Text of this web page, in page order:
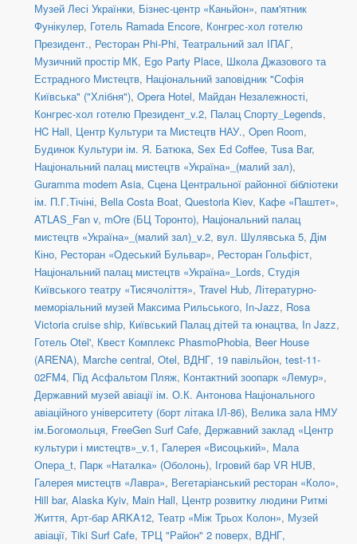
Музей Лесі Українки, Бізнес-центр «Каньйон», пам'ятник
Фунікулер, Готель Ramada Encore, Конгрес-хол готелю
Президент., Ресторан Phi-Phi, Театральний зал ІПАГ,
Музичний простір МК, Ego Party Place, Школа Джазового та
Естрадного Мистецтв, Національний заповідник "Софія
Київська" ("Хлібня"), Opera Hotel, Майдан Незалежності,
Конгрес-хол готелю Президент_v.2, Палац Спорту_Legends,
HC Hall, Центр Культури та Мистецтв НАУ., Open Room,
Будинок Культури ім. Я. Батюка, Sex Ed Coffee, Tusa Bar,
Національний палац мистецтв «Україна»_(малий зал),
Guramma modern Asia, Сцена Центральної районної бібліотеки
ім. П.Г.Тічіні, Bella Costa Boat, Questoria Kiev, Кафе «Паштет»,
ATLAS_Fan v, mOre (БЦ Торонто), Національний палац
мистецтв «Україна»_(малий зал)_v.2, вул. Шулявська 5, Дім
Кіно, Ресторан «Одеський Бульвар», Ресторан Гольфіст,
Національний палац мистецтв «Україна»_Lords, Студія
Київського театру «Тисячоліття», Travel Hub, Літературно-
меморіальний музей Максима Рильського, In-Jazz, Rosa
Victoria cruise ship, Київський Палац дітей та юнацтва, In Jazz,
Готель Otel', Квест Комплекс PhasmoPhobia, Beer House
(ARENA), Marche central, Otel, ВДНГ, 19 павільйон, test-11-
02FM4, Під Асфальтом Пляж, Контактний зоопарк «Лемур»,
Державний музей авіації ім. О.К. Антонова Національного
авіаційного університету (борт літака ІЛ-86), Велика зала НМУ
ім.Богомольця, FreeGen Surf Cafe, Державний заклад «Центр
культури і мистецтв»_v.1, Галерея «Висоцький», Мала
Опера_t, Парк «Наталка» (Оболонь), Ігровий бар VR HUB,
Галерея мистецтв «Лавра», Вегетаріанський ресторан «Коло»,
Hill bar, Alaska Kyiv, Main Hall, Центр розвитку людини Ритмі
Життя, Арт-бар ARKA12, Театр «Між Трьох Колон», Музей
авіації, Tiki Surf Cafe, ТРЦ "Район" 2 поверх, ВДНГ,